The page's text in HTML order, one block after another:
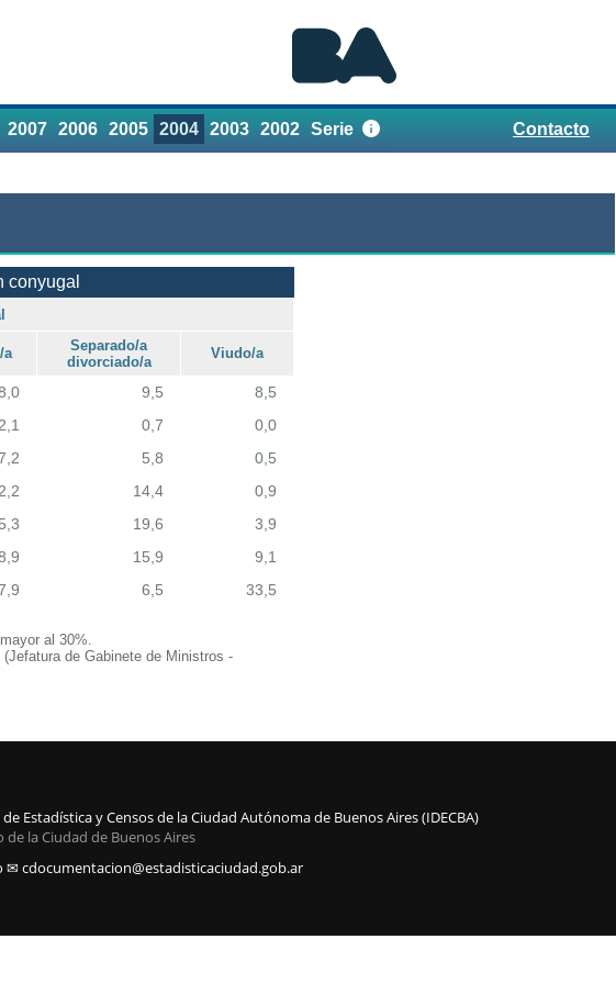
2007 2006 2005 2004 2003 2002 Serie Contacto
conyugal
a
Separado/a
divorciado/a
Viudo/a
9,5 8,5
2,1 0,7 0,0
5,8 0,5
14,4 0,9
19,6 3,9
15,9 9,1
6,5 33,5
al 30%.
de Gabinete de Ministros -
Estadística y Censos de la Ciudad Autónoma de Buenos Aires (IDECBA)
de la Ciudad de Buenos Aires
✉ cdocumentacion@estadisticaciudad.gob.ar